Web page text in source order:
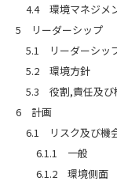
4.4 環境マネジメ
5 リーダーシップ
5.1 リーダーシッ
5.2 環境方針
5.3 役割,責任及び
6 計画
6.1 リスク及び機
6.1.1 一般
6.1.2 環境側面